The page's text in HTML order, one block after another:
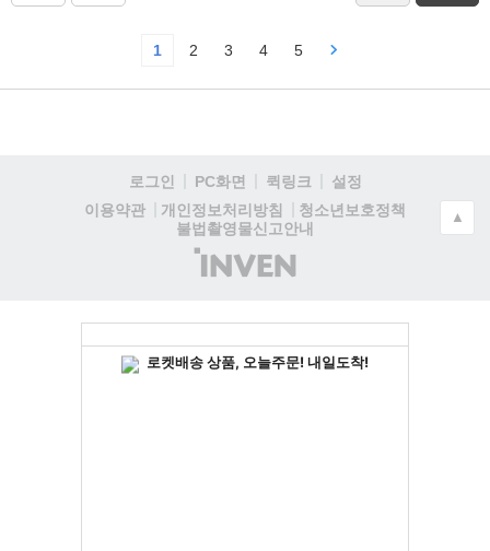
1 2 3 4 5
로그인 PC화면 퀵링크
설정
이용약관
개인정보처리방침
청소년보호정책
불법촬영물신고안내
(주)
인
▲